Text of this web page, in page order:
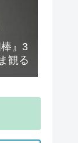
』3
観る